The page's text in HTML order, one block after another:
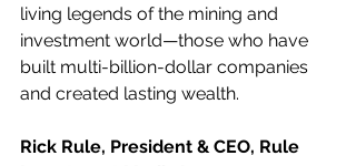
living legends of the mining and
investment world—those who have
built multi-billion-dollar companies
and created lasting wealth.
Rick Rule, President & CEO, Rule